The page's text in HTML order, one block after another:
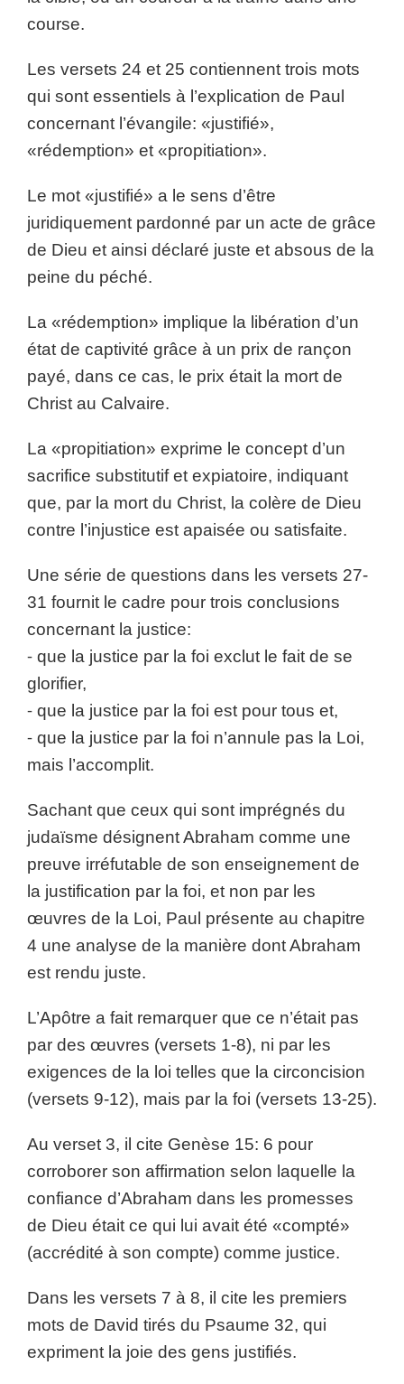
course.
Les versets 24 et 25 contiennent trois mots
qui sont essentiels à l’explication de Paul
concernant l’évangile: «justifié»,
«rédemption» et «propitiation».
Le mot «justifié» a le sens d’être
juridiquement pardonné par un acte de grâce
de Dieu et ainsi déclaré juste et absous de la
peine du péché.
La «rédemption» implique la libération d’un
état de captivité grâce à un prix de rançon
payé, dans ce cas, le prix était la mort de
Christ au Calvaire.
La «propitiation» exprime le concept d’un
sacrifice substitutif et expiatoire, indiquant
que, par la mort du Christ, la colère de Dieu
contre l’injustice est apaisée ou satisfaite.
Une série de questions dans les versets 27-
31 fournit le cadre pour trois conclusions
concernant la justice:
⁃ que la justice par la foi exclut le fait de se
glorifier,
⁃ que la justice par la foi est pour tous et,
⁃ que la justice par la foi n’annule pas la Loi,
mais l’accomplit.
Sachant que ceux qui sont imprégnés du
judaïsme désignent Abraham comme une
preuve irréfutable de son enseignement de
la justification par la foi, et non par les
œuvres de la Loi, Paul présente au chapitre
4 une analyse de la manière dont Abraham
est rendu juste.
L’Apôtre a fait remarquer que ce n’était pas
par des œuvres (versets 1-8), ni par les
exigences de la loi telles que la circoncision
(versets 9-12), mais par la foi (versets 13-25).
Au verset 3, il cite Genèse 15: 6 pour
corroborer son affirmation selon laquelle la
confiance d’Abraham dans les promesses
de Dieu était ce qui lui avait été «compté»
(accrédité à son compte) comme justice.
Dans les versets 7 à 8, il cite les premiers
mots de David tirés du Psaume 32, qui
expriment la joie des gens justifiés.